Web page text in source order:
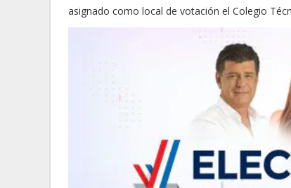
asignado como local de votación el Colegio